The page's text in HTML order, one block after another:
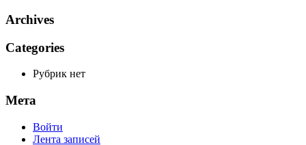
Archives
Categories
Рубрик нет
Мета
Войти
Лента записей